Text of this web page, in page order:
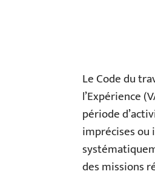
Le Code du
l’Expérience
période
imprécises ou
des missions